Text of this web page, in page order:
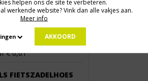
€ 0,61
FIETSZADELHOES
helpen ons de site te verbeteren.
werkende website? Vink dan alle vakjes aan.
Meer info
AKKOORD